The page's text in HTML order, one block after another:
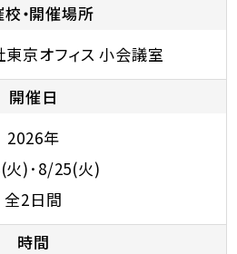
・開催場所
東京オフィス 小会議室
開催日
2026年
火)･8/25(火)
全2日間
時間